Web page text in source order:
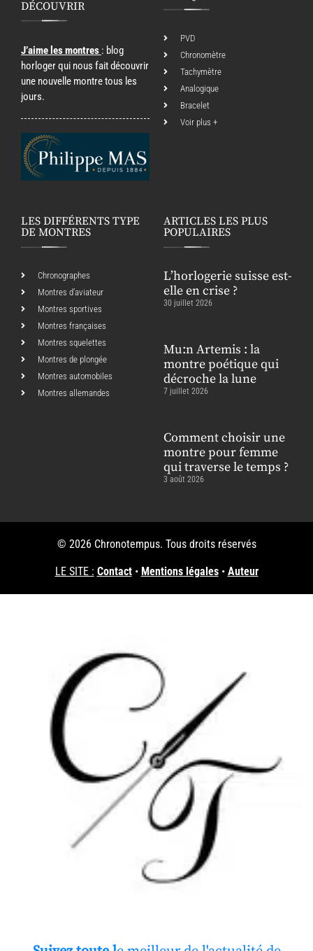
DÉCOUVRIR
J’aime les montres : blog
horloger qui nous fait découvrir
une nouvelle montre tous les
jours.
PVD
Chronomètre
Tachymètre
Analogique
Bracelet
Voir plus +
LES DIFFÉRENTS TYPE
DE MONTRES
Chronographes
Montres d’aviateur
Montres sportives
Montres françaises
Montres squelettes
Montres de plongée
Montres automobiles
Montres allemandes
ARTICLES LES PLUS
POPULAIRES
L’horlogerie suisse est-
elle en crise ?
30 juillet 2026
Mu:n Artemis : la
montre poétique qui
décroche la lune
7 juillet 2026
Comment choisir une
montre pour femme
qui traverse le temps ?
3 août 2026
© 2026 Chronotempus. Tous droits réservés
LE SITE : Contact• Mentions légales• Auteur